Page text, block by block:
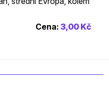
Cena: 3,00 Kč